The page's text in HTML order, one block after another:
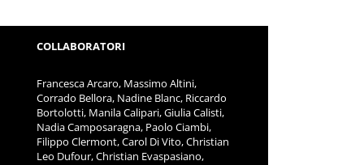
COLLABORATORI
Francesca Arcaro, Massimo Altini,
Corrado Bellora, Nadine Blanc, Riccardo
Bortolotti, Manila Calipari, Giulia Calisti,
Nadia Camposaragna, Paolo Ciambi,
Filippo Clermont, Carol Di Vito, Christian
Leo Dufour, Christian Evaspasiano,